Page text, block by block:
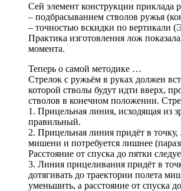
Сей элемент конструкции приклада
– подбрасыванием стволов ружья
– точностью вскидки по
Практика изготовления лож
момента.
Теперь о самой методике …
Стрелок с ружьём в руках должен
которой стволы будут идти вверх,
стволов в конечном положении.
1. Прицельная линия, исходящая из
правильный.
2. Прицельная линия придёт в
мишени и потребуется лишнее
Расстояние от спуска до пятки
3. Линия прицеливания придёт в
дотягивать до траектории полета
уменьшить, а расстояние от спуска